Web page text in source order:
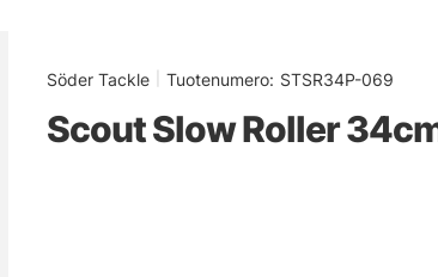
Söder Tackle Tuotenumero: STSR34P-069
Scout Slow Roller